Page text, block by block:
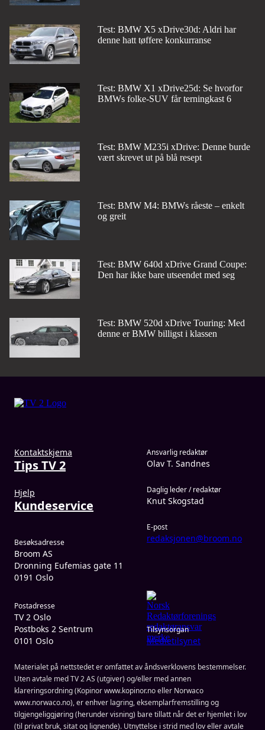
Test: BMW X5 xDrive30d: Aldri har
denne hatt tøffere konkurranse
Test: BMW X1 xDrive25d: Se hvorfor
BMWs folke-SUV får terningkast 6
Test: BMW M235i xDrive: Denne burde
vært skrevet ut på blå resept
Test: BMW M4: BMWs råeste – enkelt
og greit
Test: BMW 640d xDrive Grand Coupe:
Den har ikke bare utseendet med seg
Test: BMW 520d xDrive Touring: Med
denne er BMW billigst i klassen
Kontaktskjema
Tips TV 2
Hjelp
Kundeservice
Ansvarlig redaktør
Olav T. Sandnes
Daglig leder / redaktør
Knut Skogstad
E-post
redaksjonen@broom.no
Besøksadresse
Broom AS
Dronning Eufemias gate 11
0191 Oslo
Tilsynsorgan
Medietilsynet
Postadresse
TV 2 Oslo
Postboks 2 Sentrum
0101 Oslo
Materialet på nettstedet er omfattet av åndsverklovens bestemmelser.
Uten avtale med TV 2 AS (utgiver) og/eller med annen
klareringsordning (Kopinor www.kopinor.no eller Norwaco
www.norwaco.no), er enhver lagring, eksemplarfremstilling og
tilgjengeliggjøring (herunder visning) bare tillatt når det er hjemlet i lov
(til privat bruk, sitat og lignende). Utnyttelse i strid med lov eller avtale